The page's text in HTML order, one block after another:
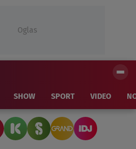
Oglas
SHOW SPORT VIDEO